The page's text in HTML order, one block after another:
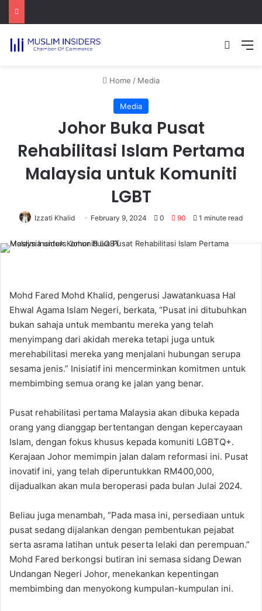
Home / Media
Media
Johor Buka Pusat
Rehabilitasi Islam Pertama
Malaysia untuk Komuniti
LGBT
Izzati Khalid February 9, 2024 0 90 1 minute read
Mohd Fared Mohd Khalid, pengerusi Jawatankuasa Hal
Ehwal Agama Islam Negeri, berkata, “Pusat ini ditubuhkan
bukan sahaja untuk membantu mereka yang telah
menyimpang dari akidah mereka tetapi juga untuk
merehabilitasi mereka yang menjalani hubungan serupa
sesama jenis.” Inisiatif ini mencerminkan komitmen untuk
membimbing semua orang ke jalan yang benar.
Pusat rehabilitasi pertama Malaysia akan dibuka kepada
orang yang dianggap bertentangan dengan kepercayaan
Islam, dengan fokus khusus kepada komuniti LGBTQ+.
Kerajaan Johor memimpin jalan dalam reformasi ini. Pusat
inovatif ini, yang telah diperuntukkan RM400,000,
dijadualkan akan mula beroperasi pada bulan Julai 2024.
Beliau juga menambah, “Pada masa ini, persediaan untuk
pusat sedang dijalankan dengan pembentukan pejabat
serta asrama latihan untuk peserta lelaki dan perempuan.”
Mohd Fared berkongsi butiran ini semasa sidang Dewan
Undangan Negeri Johor, menekankan kepentingan
membimbing dan menyokong kumpulan-kumpulan ini.